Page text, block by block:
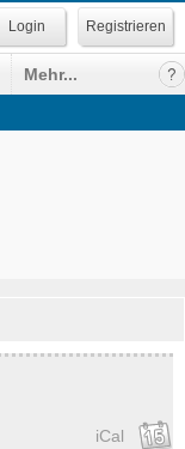
Registrieren
Mehr...
iCal